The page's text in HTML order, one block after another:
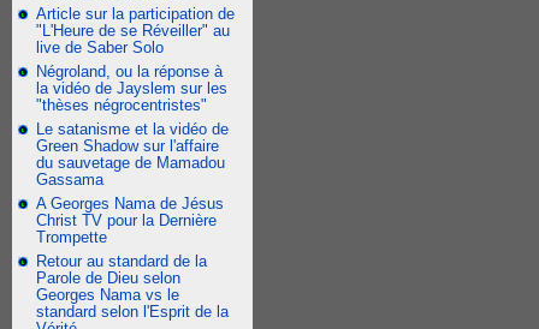
Article sur la participation de
"L'Heure de se Réveiller" au
live de Saber Solo
Négroland, ou la réponse à
la vidéo de Jayslem sur les
"thèses négrocentristes"
Le satanisme et la vidéo de
Green Shadow sur l'affaire
du sauvetage de Mamadou
Gassama
A Georges Nama de Jésus
Christ TV pour la Dernière
Trompette
Retour au standard de la
Parole de Dieu selon
Georges Nama vs le
standard selon l'Esprit de la